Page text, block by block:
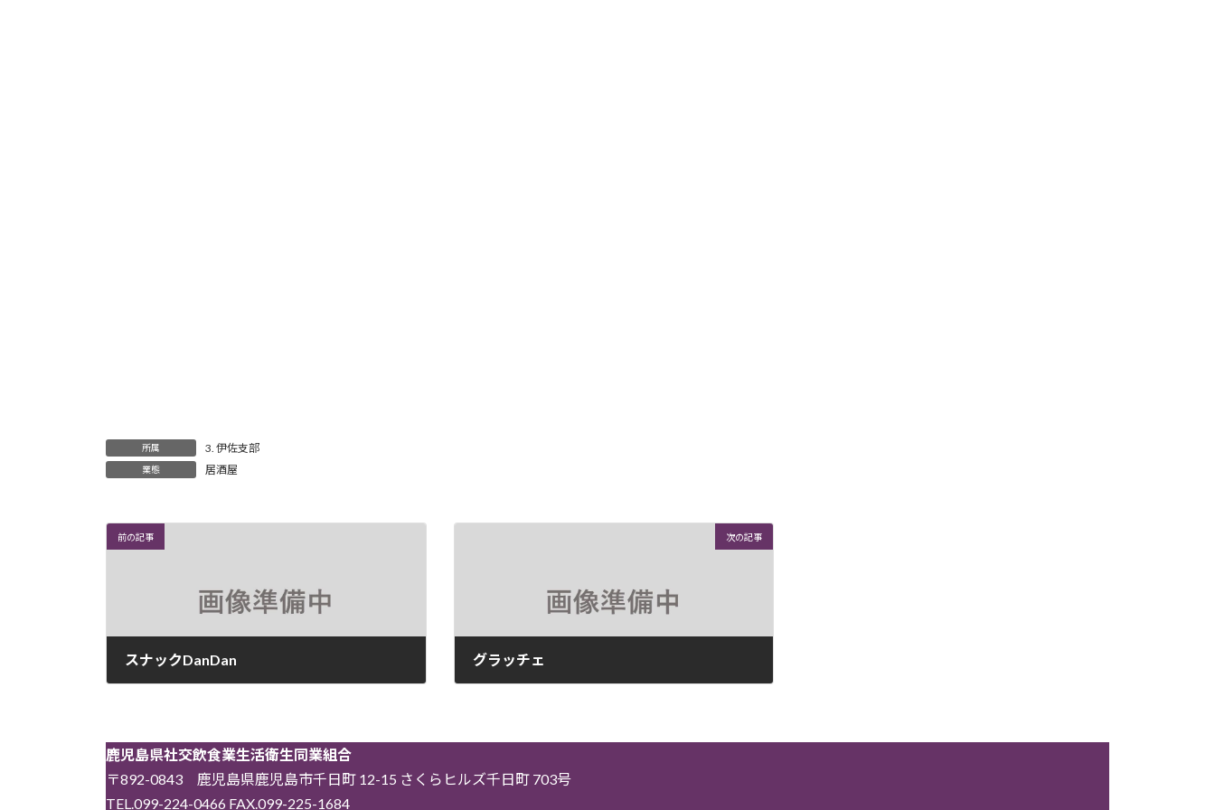
所属 3. 伊佐支部
業態 居酒屋
前の記事
スナックDanDan
次の記事
グラッチェ
鹿児島県社交飲食業生活衛生同業組合
〒892-0843 鹿児島県鹿児島市千日町 12-15 さくらヒルズ千日町 703号
TEL.099-224-0466 FAX.099-225-1684